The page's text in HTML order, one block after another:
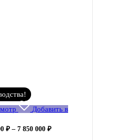
Добавить в
₽ – 7 850 000 ₽Диапазон